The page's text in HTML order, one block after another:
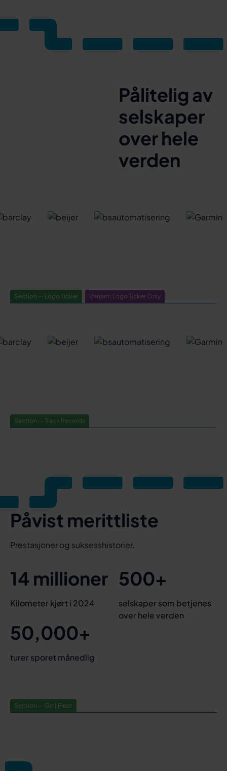
Pålitelig av
selskaper
over hele
verden
Section — Logo Ticker Variant: Logo Ticker Only
Section — Track Records
Påvist merittliste
Prestasjoner og suksesshistorier.
14 millioner
Kilometer kjørt i 2024
500+
selskaper som betjenes
over hele verden
50,000+
turer sporet månedlig
Section — Go | Fleet